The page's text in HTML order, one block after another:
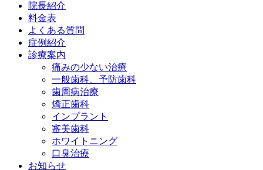
院長紹介
料金表
よくある質問
症例紹介
診療案内
痛みの少ない治療
一般歯科、予防歯科
歯周病治療
矯正歯科
インプラント
審美歯科
ホワイトニング
口臭治療
お知らせ